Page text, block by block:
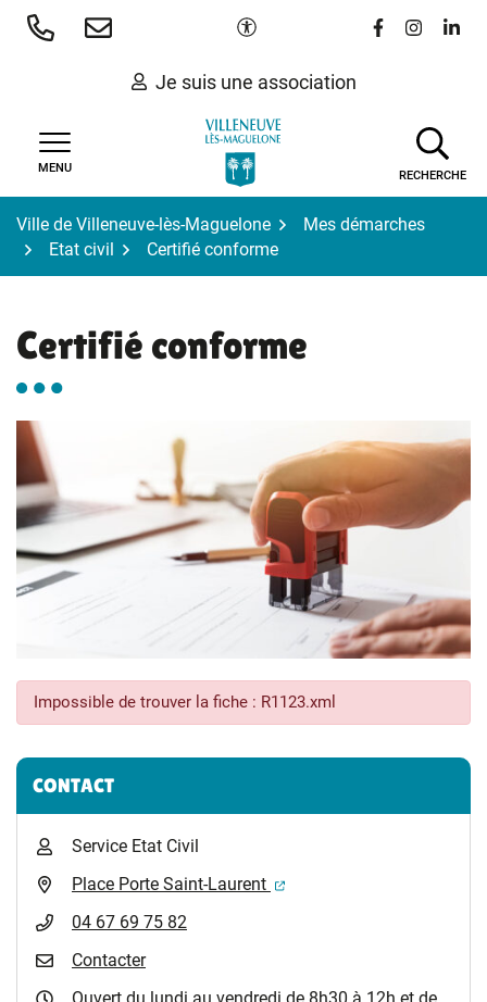
Aller
Paramètres d'accessibilité
Lien vers le
Lien vers
Lien
Je suis une association
MENU
RECHERCHE
Ville de Villeneuve-lès-Maguelone
Mes démarches
Etat civil
Certifié conforme
Certifié conforme
Impossible de trouver la fiche : R1123.xml
Informations complémentaires
CONTACT
Service Etat Civil
Place Porte Saint-Laurent
(ouverture dans un
04 67 69 75 82
Contacter